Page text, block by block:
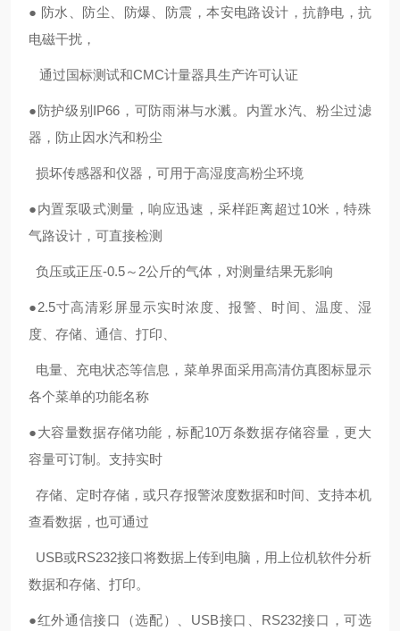
● 防水、 防尘、 防爆、防震 ，本安电路设计 ，抗静电，抗
电磁干扰，
通过国标测试和CMC计量器具生产许可认证
●防护级别 IP66 ，可防雨淋与水溅。内置水汽、粉尘过滤
器，防止因水汽和粉尘
损坏传感器和仪器，可用于高湿度高粉尘环境
●内置泵吸式测量，响应迅速 ，采样距离超过10米，特殊
气路设计，可直接检测
负压或正压-0.5～ 2公斤的气体，对测量结果无影响
●2.5寸高清彩屏显示实时浓度、报警、时间、温度、湿
度、存储、通信、打印、
电量、充电状态等信息，菜单界面采用高清仿真图标显示
各个菜单的功能名称
●大容量数据存储功能，标配10万条数据存储容量，更大
容量可订制。支持实时
存储、定时存储，或只存报警浓度数据和时间、支持本机
查看数据，也可通过
USB或RS232接口将数据上传到电脑，用上位机软件分析
数据和存储、打印。
●红外通信接口（选配）、 USB接口、 RS232接口，可选